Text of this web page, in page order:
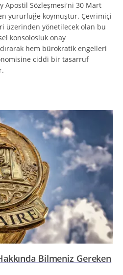
Apostil Sözleşmesi'ni 30 Mart
yürürlüğe koymuştur. Çevrimiçi
üzerinden yönetilecek olan bu
konsolosluk onay
hem bürokratik engelleri
ciddi bir tasarruf
Bilmeniz Gereken